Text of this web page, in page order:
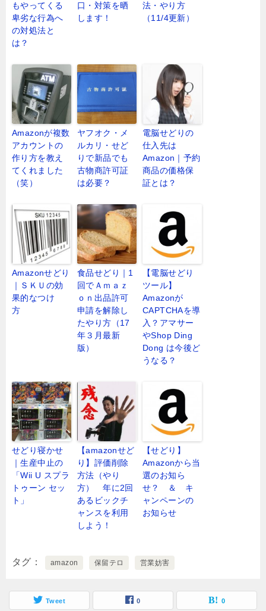
もやってくる
卑劣な行為へ
の対処法と
は？
口・対策を晒
します！
法・やり方
（11/4更新）
Amazonが複数
アカウントの
作り方を教え
てくれました
（笑）
ヤフオク・メ
ルカリ・せど
りで新品でも
古物商許可証
は必要？
電脳せどりの
仕入先は
Amazon｜予約
商品の価格保
証とは？
Amazonせどり
｜ＳＫＵの効
果的なつけ
方
食品せどり｜1
回でＡｍａｚ
ｏｎ出品許可
申請を解除し
たやり方（17
年３月最新
版）
【電脳せどり
ツール】
Amazonが
CAPTCHAを導
入？アマサー
やShop Ding
Dong は今後ど
うなる？
せどり寝かせ
｜生産中止の
「Wii U スプラ
トゥーン セッ
ト」
【amazonせど
り】評価削除
方法（やり
方） 年に2回
あるビックチ
ャンスを利用
しよう！
【せどり】
Amazonから当
選のお知ら
せ？ ＆ キ
ャンペーンの
お知らせ
タグ amazon 保留テロ 営業妨害
Tweet 0 0